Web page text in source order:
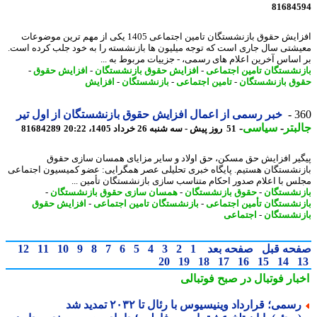
افزایش حقوق بازنشستگان تامین اجتماعی 1405 یکی از مهم ترین موضوعات
سال جاری است که توجه میلیون ها بازنشسته را به خود جلب کرده است.
آخرین اعلام های رسمی، - جزییات مربوط به ...
تامین اجتماعی-افزایش حقوق بازنشستگان-افزایش حقوق-
بازنشستگان-تامین اجتماعی-بازنشستگان-افزایش
خبر رسمی از اعمال افزایش حقوق بازنشستگان از اول تیر
-سیاسی-51 روز پیش - سه شنبه 26 خرداد 1405، 20:22 81684289
افزایش حق مسکن، حق اولاد و سایر مزایای همسان سازی حقوق
هستیم. پایگاه خبری تحلیلی عصر همگرایی: عضو کمیسیون اجتماعی
با اعلام صدور احکام متناسب سازی بازنشستگان تأمین ...
-حقوق بازنشستگان-همسان سازی حقوق بازنشستگان-
تأمین اجتماعی-بازنشستگان تامین اجتماعی-افزایش حقوق
-اجتماعی
قبل صفحه بعد 1
2
3
4
5
6
7
8
9
10
11
12
14
15
16
17
18
19
20
فوتبال در صبح فوتبالی
قرارداد وینیسیوس با رئال تا ۲۰۳۲ تمدید شد